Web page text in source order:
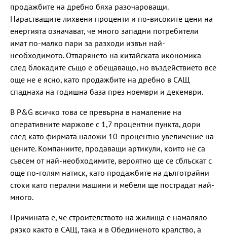
продажбите на дребно бяха разочароващи.
Нарастващите лихвени проценти и по-високите цени на
енергията означават, че много западни потребители
имат по-малко пари за разходи извън най-
необходимото. Отварянето на китайската икономика
след блокадите също е обещаващо, но въздействието все
още не е ясно, като продажбите на дребно в САЩ
спаднаха на годишна база през ноември и декември.
В P&G всичко това се превърна в намаление на
оперативните маржове с 1,7 процентни пункта, дори
след като фирмата наложи 10-процентно увеличение на
цените. Компаниите, продаващи артикули, които не са
съвсем от най-необходимите, вероятно ще се сблъскат с
още по-голям натиск, като продажбите на дълготрайни
стоки като перални машини и мебели ще пострадат най-
много.
Причината е, че строителството на жилища е намаляло
рязко както в САЩ, така и в Обединеното кралство, а